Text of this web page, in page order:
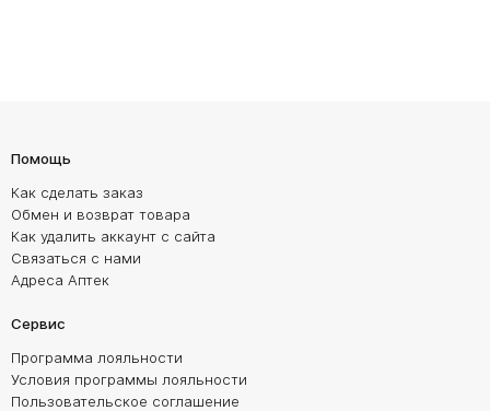
Помощь
Как сделать заказ
Обмен и возврат товара
Как удалить аккаунт с сайта
Связаться с нами
Адреса Аптек
Сервис
Программа лояльности
Условия программы лояльности
Пользовательское соглашение